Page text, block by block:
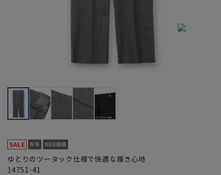
ゆとりのツータック仕様で快適な履き心地
14751-41